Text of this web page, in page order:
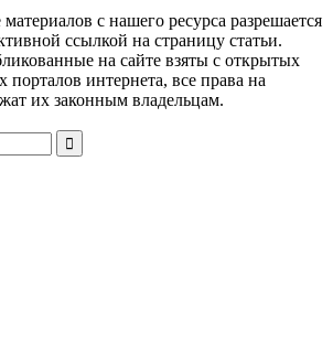
с нашего ресурса разрешается
ссылкой на страницу статьи.
на сайте взяты с открытых
порталов интернета, все права на
их законным владельцам.